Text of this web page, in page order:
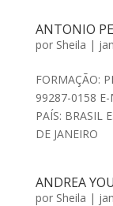
ANTONIO
por Sheila |
FORMAÇÃO:
99287-0158
PAÍS: BRASIL
DE JANEIRO
ANDREA
por Sheila |